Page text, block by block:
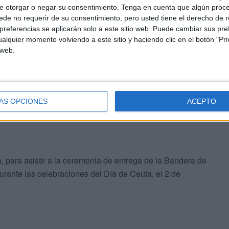
otorgar o negar su consentimiento. Tenga en cuenta que algún
no requerir de su consentimiento, pero usted tiene el derecho de
se aplicarán solo a este sitio web. Puede cambiar sus
momento volviendo a este sitio y haciendo clic en el botón
OPCIONES ACEPTO
en el dispositivo naval de lucha contra la piratería de
al tráfico mercante vulnerable, especialmente los
por el Golfo de Adén. Otra de sus misiones ha
en la cuenca de Somalia.
asistir a la ceremonia de entrega de la Bandera de
las celebraciones del Día de Ceuta, el 2 de